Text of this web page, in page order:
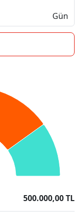
Gün
500.000,00 TL